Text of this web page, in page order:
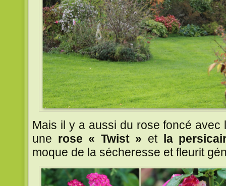
Mais il y a aussi du rose foncé avec
une rose « Twist » etla
moque de la sécheresse et fleurit